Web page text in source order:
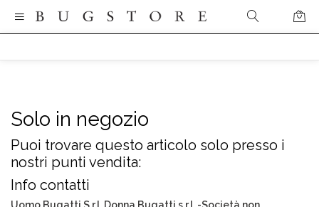
Solo in negozio
Puoi trovare questo articolo solo presso i
nostri punti vendita:
Info contatti